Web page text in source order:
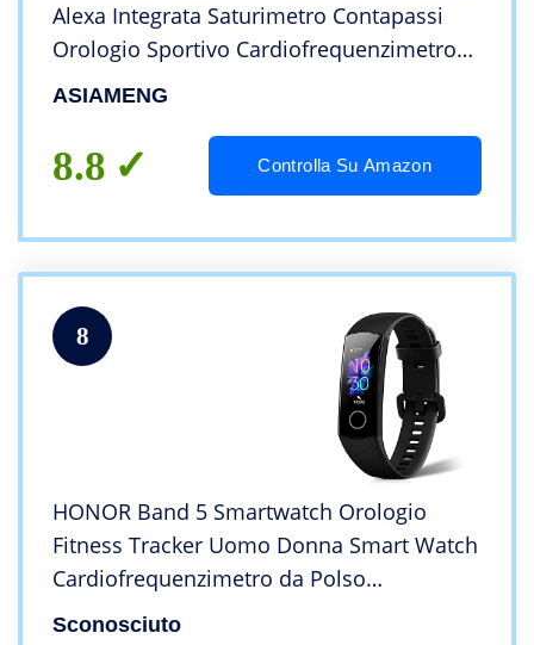
Alexa Integrata Saturimetro Contapassi
Orologio Sportivo Cardiofrequenzimetro
da polso Smartband Conta Calorie Meteo
ASIAMENG
8.8 Controlla Su Amazon
8
HONOR Band 5 Smartwatch Orologio
Fitness Tracker Uomo Donna Smart Watch
Cardiofrequenzimetro da Polso
Contapassi Smartband Sportivo Activity
Sconosciuto